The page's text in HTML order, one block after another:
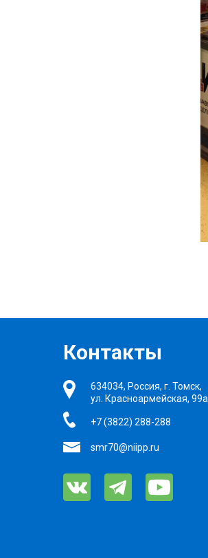
634034, Россия, г. Томск,
ул. Красноармейская, 99а
+7 (3822) 288-288
smr70@niipp.ru
Контакты